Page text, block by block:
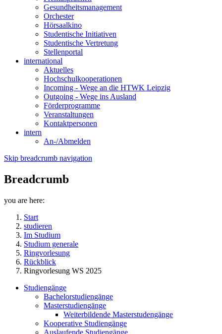
Gesundheitsmanagement
Orchester
Hörsaalkino
Studentische Initiativen
Studentische Vertretung
Stellenportal
international
Aktuelles
Hochschulkooperationen
Incoming - Wege an die HTWK Leipzig
Outgoing - Wege ins Ausland
Förderprogramme
Veranstaltungen
Kontaktpersonen
intern
An-/Abmelden
Skip breadcrumb navigation
Breadcrumb
you are here:
Start
studieren
Im Studium
Studium generale
Ringvorlesung
Rückblick
Ringvorlesung WS 2025
Studiengänge
Bachelorstudiengänge
Masterstudiengänge
Weiterbildende Masterstudengänge
Kooperative Studiengänge